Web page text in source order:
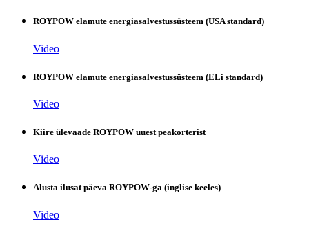
ROYPOW elamute energiasalvestussüsteem (USA standard)
Video
ROYPOW elamute energiasalvestussüsteem (ELi standard)
Video
Kiire ülevaade ROYPOW uuest peakorterist
Video
Alusta ilusat päeva ROYPOW-ga (inglise keeles)
Video